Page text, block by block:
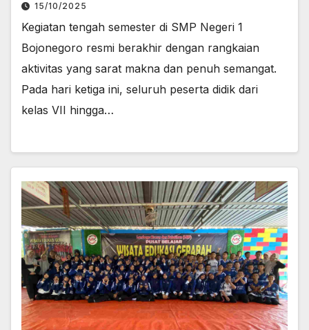
15/10/2025
Kegiatan tengah semester di SMP Negeri 1
Bojonegoro resmi berakhir dengan rangkaian
aktivitas yang sarat makna dan penuh semangat.
Pada hari ketiga ini, seluruh peserta didik dari
kelas VII hingga…